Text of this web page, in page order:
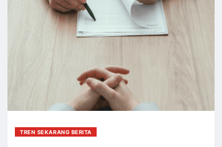
TREN SEKARANG BERITA